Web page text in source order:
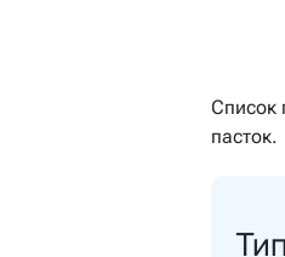
Список
пасток.